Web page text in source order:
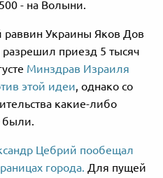
- на Волыни.
Украины Яков Дов
приезд 5 тысяч
Минздрав Израиля
этой идеи, однако со
какие-либо
были.
Цебрий пообещал
города. Для пущей